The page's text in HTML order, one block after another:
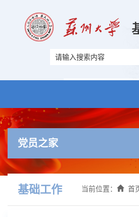
党员之家
基础工作 当前位置： 首